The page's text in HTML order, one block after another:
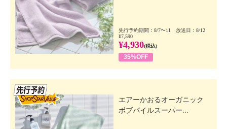
先行予約期間：8/7〜11 放送日：8/12
¥7,590
¥4,930(税込)
35%OFF
エアーかおるオーガニック
ボブパイルスーパー...